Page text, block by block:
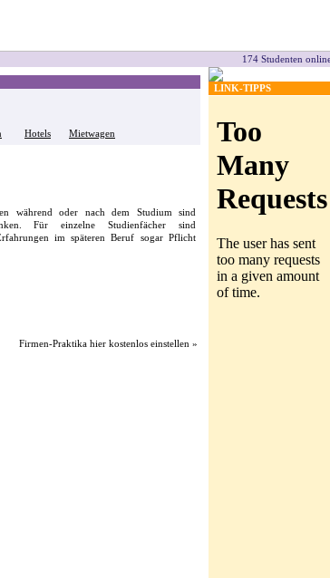
174 Studenten
Hotels Mietwagen
während oder nach dem Studium sind
Für einzelne Studienfächer sind
im späteren Beruf sogar Pflicht
Firmen-Praktika hier kostenlos einstellen »
LINK-TIPPS